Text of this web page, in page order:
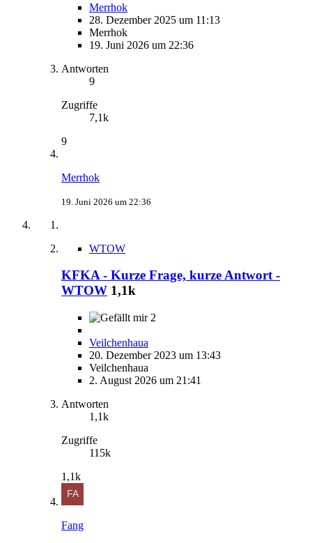
Merrhok
28. Dezember 2025 um 11:13
Merrhok
19. Juni 2026 um 22:36
Antworten
9
Zugriffe
7,1k
9
Merrhok
19. Juni 2026 um 22:36
WTOW
KFKA - Kurze Frage, kurze Antwort -
WTOW 1,1k
2
Veilchenhaua
20. Dezember 2023 um 13:43
Veilchenhaua
2. August 2026 um 21:41
Antworten
1,1k
Zugriffe
115k
1,1k
Fang